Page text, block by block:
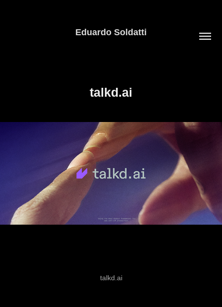
Eduardo Soldatti
talkd.ai
talkd.ai